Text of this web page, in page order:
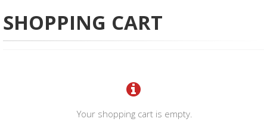
SHOPPING CART
Your shopping cart is empty.